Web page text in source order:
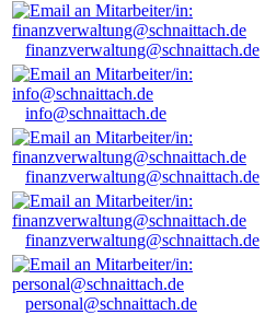
finanzverwaltung@schnaittach.de
info@schnaittach.de
finanzverwaltung@schnaittach.de
finanzverwaltung@schnaittach.de
personal@schnaittach.de